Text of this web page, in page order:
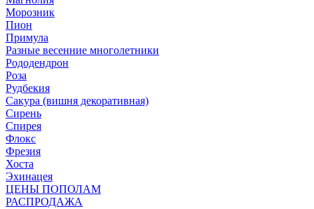
Морозник
Пион
Примула
Разные весенние многолетники
Рододендрон
Роза
Рудбекия
Сакура (вишня декоративная)
Сирень
Спирея
Флокс
Фрезия
Хоста
Эхинацея
ЦЕНЫ ПОПОЛАМ
РАСПРОДАЖА